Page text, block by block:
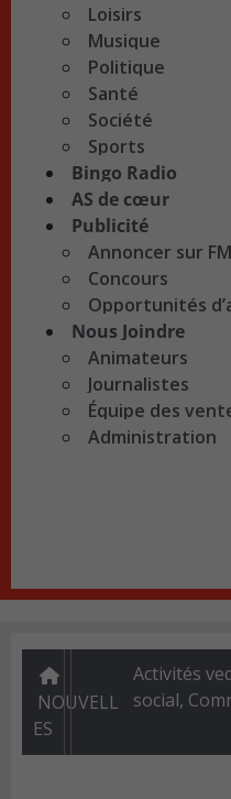
Loisirs
Musique
Politique
Santé
Société
Sports
Bingo Radio
AS de cœur
Publicité
Annoncer sur
Concours
Opportunités
Nous Joindre
Animateurs
Journalistes
Équipe des
Administration
NOUVELL
ES
Activités
social,